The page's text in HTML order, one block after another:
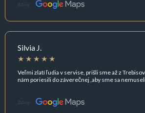
Zdroj:
Silvia J.
Veľmi zlatí ľudia v servise, prišli sme až z
nám poriesili do záverečnej ,aby sme sa nemuseli
Zdroj: